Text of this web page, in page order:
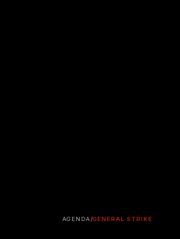
AGENDA /GENERAL STRIKE